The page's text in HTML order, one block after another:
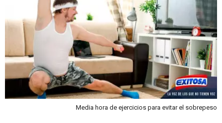
Media hora de ejercicios para evitar el sobrepeso